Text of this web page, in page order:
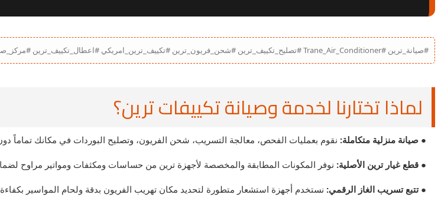
#صيانة_ترين #Trane_Air_Conditioner #تصليح_تكييف_ترين #شحن_فريون_ترين #تكييف_ترين_امريكي #اعطال_تكييف_ترين #مركز_صيانة_ترين_مصر #غسيل_تكييف_Trane
لماذا تختارنا لخدمة وصيانة تكييفات ترين؟
● صيانة منزلية متكاملة: نقوم بعمليات الفحص، معالجة التسريب، شحن الفريون، وتصليح البوردات في مكانك تماماً
● قطع غيار ترين الأصلية: نوفر المكونات المطابقة والمخصصة لأجهزة ترين من حساسات ومكثفات ومواتير مراوح لضمان
● تتبع تسريب الغاز الرقمي: نستخدم أجهزة استشعار متطورة لتحديد مكان تهريب الفريون بدقة ولحام المواسير